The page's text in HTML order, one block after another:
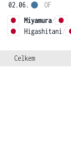
02.06.
Miyamura/
Higashitani /
OF
Celkem